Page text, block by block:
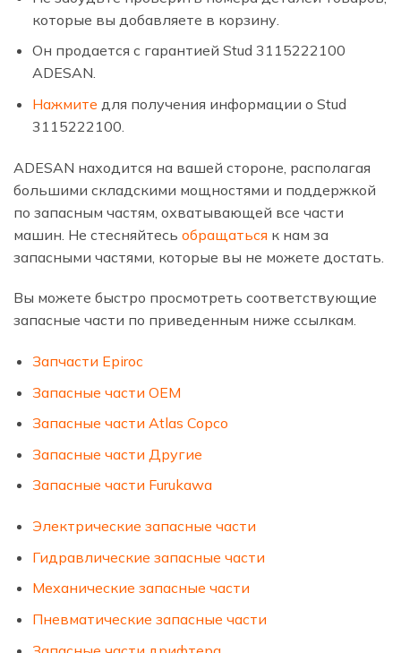
которые вы добавляете в корзину.
Он продается с гарантией Stud 3115222100
ADESAN.
Нажмите для получения информации о Stud
3115222100.
ADESAN находится на вашей стороне, располагая
большими складскими мощностями и поддержкой
по запасным частям, охватывающей все части
машин. Не стесняйтесь обращаться к нам за
запасными частями, которые вы не можете достать.
Вы можете быстро просмотреть соответствующие
запасные части по приведенным ниже ссылкам.
Запчасти Epiroc
Запасные части OEM
Запасные части Atlas Copco
Запасные части Другие
Запасные части Furukawa
Электрические запасные части
Гидравлические запасные части
Механические запасные части
Пневматические запасные части